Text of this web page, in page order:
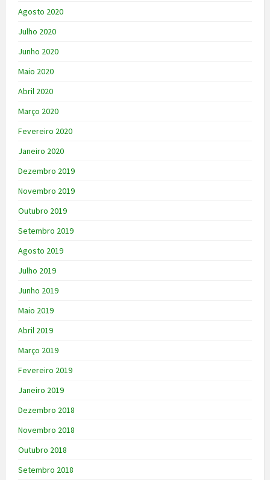
Agosto 2020
Julho 2020
Junho 2020
Maio 2020
Abril 2020
Março 2020
Fevereiro 2020
Janeiro 2020
Dezembro 2019
Novembro 2019
Outubro 2019
Setembro 2019
Agosto 2019
Julho 2019
Junho 2019
Maio 2019
Abril 2019
Março 2019
Fevereiro 2019
Janeiro 2019
Dezembro 2018
Novembro 2018
Outubro 2018
Setembro 2018